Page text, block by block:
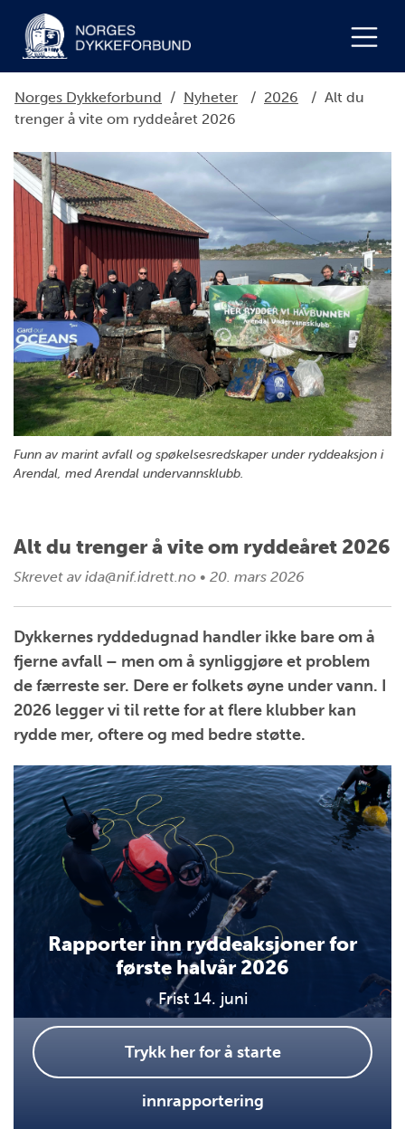
Norges Dykkeforbund / Nyheter / 2026 / Alt du
trenger å vite om ryddeåret 2026
Funn av marint avfall og spøkelsesredskaper under ryddeaksjon i
Arendal, med Arendal undervannsklubb.
Alt du trenger å vite om ryddeåret 2026
Skrevet av ida@nif.idrett.no • 20. mars 2026
Dykkernes ryddedugnad handler ikke bare om å
fjerne avfall – men om å synliggjøre et problem
de færreste ser. Dere er folkets øyne under vann. I
2026 legger vi til rette for at flere klubber kan
rydde mer, oftere og med bedre støtte.
Rapporter inn ryddeaksjoner for
første halvår 2026
Frist 14. juni
Trykk her for å starte
innrapportering